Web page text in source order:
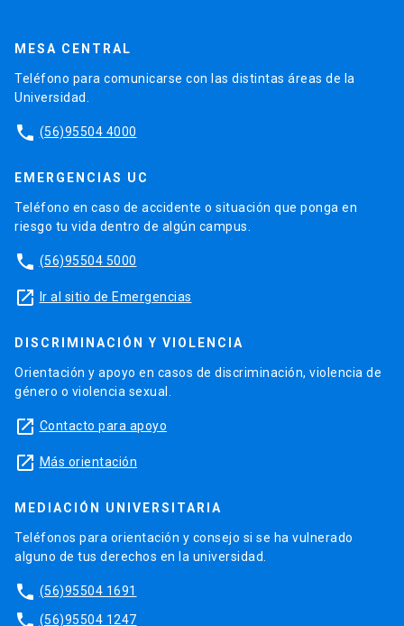
MESA CENTRAL
Teléfono para comunicarse con las distintas áreas de la
Universidad.
phone (56)95504 4000
EMERGENCIAS UC
Teléfono en caso de accidente o situación que ponga en
riesgo tu vida dentro de algún campus.
phone (56)95504 5000
launch Ir al sitio de Emergencias
DISCRIMINACIÓN Y VIOLENCIA
Orientación y apoyo en casos de discriminación, violencia de
género o violencia sexual.
launch Contacto para apoyo
launch Más orientación
MEDIACIÓN UNIVERSITARIA
Teléfonos para orientación y consejo si se ha vulnerado
alguno de tus derechos en la universidad.
phone (56)95504 1691
phone (56)95504 1247